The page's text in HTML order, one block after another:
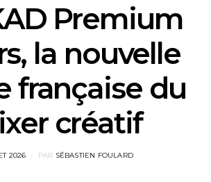
Premium
la nouvelle
française du
créatif
2026 PAR SÉBASTIEN FOULARD